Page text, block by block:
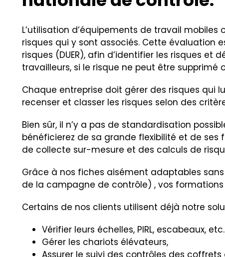
L’utilisation d’équipements de travail
risques qui y sont associés. Cette évaluation
risques (DUER), afin d’identifier les risques
travailleurs, si le risque ne peut être
Chaque entreprise doit gérer des risques qui
recenser et classer les risques selon des
Bien sûr, il n’y a pas de standardisation
bénéficierez de sa grande flexibilité et de
de collecte sur-mesure et des calculs de
Grâce à nos fiches aisément adaptables
de la campagne de contrôle) , vos
Certains de nos clients utilisent déjà notre
Vérifier leurs échelles, PIRL, escabeaux, etc.
Gérer les chariots élévateurs,
Assurer le suivi des contrôles des coffrets